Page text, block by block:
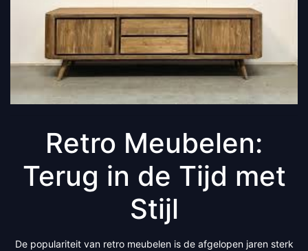
Retro Meubelen:
Terug in de Tijd met
Stijl
De populariteit van retro meubelen is de afgelopen jaren sterk